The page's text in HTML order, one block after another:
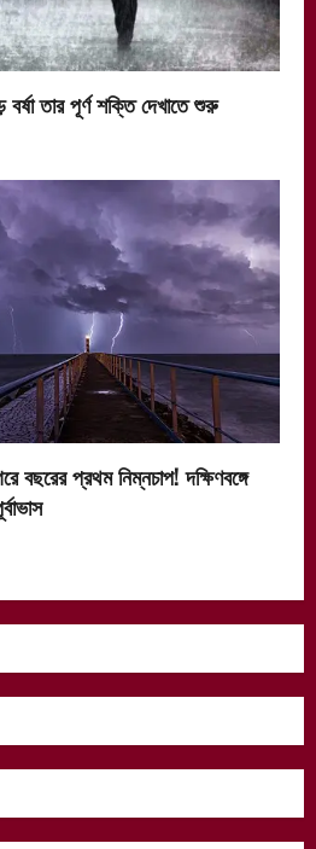
তার পূর্ণ শক্তি দেখাতে শুরু
বছরের প্রথম নিম্নচাপ! দক্ষিণবঙ্গে